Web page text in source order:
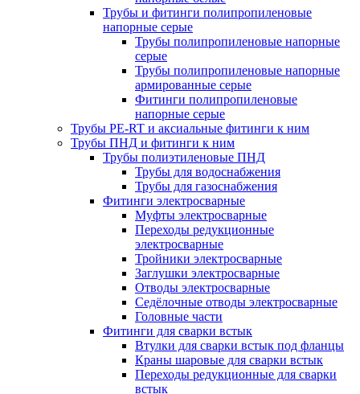
Трубы и фитинги полипропиленовые
напорные серые
Трубы полипропиленовые напорные
серые
Трубы полипропиленовые напорные
армированные серые
Фитинги полипропиленовые
напорные серые
Трубы PE-RT и аксиальные фитинги к ним
Трубы ПНД и фитинги к ним
Трубы полиэтиленовые ПНД
Трубы для водоснабжения
Трубы для газоснабжения
Фитинги электросварные
Муфты электросварные
Переходы редукционные
электросварные
Тройники электросварные
Заглушки электросварные
Отводы электросварные
Седёлочные отводы электросварные
Головные части
Фитинги для сварки встык
Втулки для сварки встык под фланцы
Краны шаровые для сварки встык
Переходы редукционные для сварки
встык